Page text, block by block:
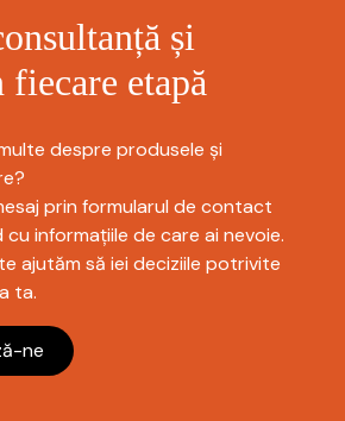
și
etapă
despre produsele și
prin formularul de contact
cu informațiile de care ai nevoie.
ajutăm să iei deciziile potrivite
ta.
ne